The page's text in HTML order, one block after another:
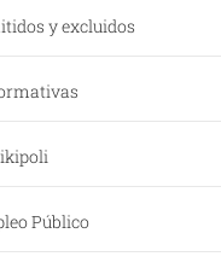
y excluidos
Público